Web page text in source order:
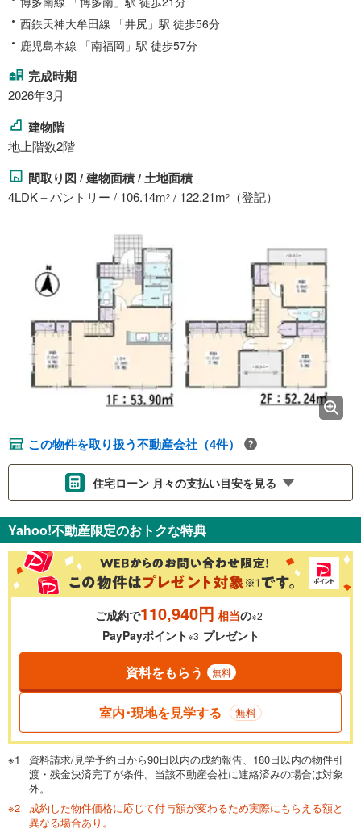
西鉄天神大牟田線 「井尻」駅 徒歩56分
鹿児島本線 「南福岡」駅 徒歩57分
完成時期
2026年3月
建物階
地上階数2階
間取り図 / 建物面積 / 土地面積
4LDK＋パントリー / 106.14m2 / 122.21m2 （登記）
この物件を取り扱う不動産会社（4件）
住宅ローン 月々の支払い目安を見る
金利 ％
0.01%
一般的には最長35年まで借り入れ可能です。多くの金融機関
が完済時の年齢は80歳までを条件としています。
閉じる
頭金 万円
0万円 3,698万円
Yahoo!不動産限定のおトクな特典
ご成約で110,940円 相当の※2
PayPayポイント※3 プレゼント
資料をもらう 無料
室内･現地を見学する 無料
資料請求/見学予約日から90日以内の成約報告、180日以内の物件引
渡・残金決済完了が条件。当該不動産会社に連絡済みの場合は対象
外。
成約した物件価格に応じて付与額が変わるため実際にもらえる額と
異なる場合あり。